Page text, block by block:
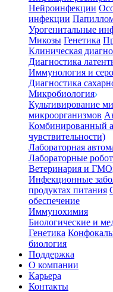
Нейроинфекции
инфекции
Урогенитальные
Микозы Генетика
Клиническая
Диагностика
Иммунология и
Диагностика
Микробиология
Культивирование
микроорганизмов
Комбинированный
чувствительности)
Лабораторная
Лабораторные
Ветеринария и ГМО
Инфекционные
продуктах питания
обеспечение
Иммунохимия
Биологические и
Генетика
биология
Поддержка
О компании
Карьера
Контакты